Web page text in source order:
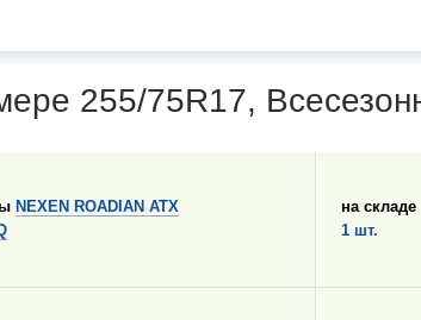
255/75R17,
NEXEN ROADIAN ATX
на складе
1 шт.